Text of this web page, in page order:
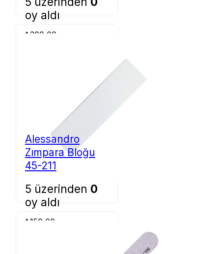
oy aldı
₺ 300,00
Alessandro
Zımpara Bloğu
45-211
5 üzerinden 0
oy aldı
₺150,00